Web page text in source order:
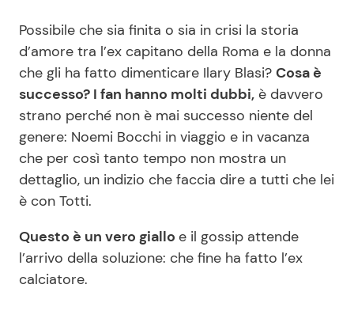
Possibile che sia finita o sia in crisi la storia
d’amore tra l’ex capitano della Roma e la donna
che gli ha fatto dimenticare Ilary Blasi? Cosa è
successo? I fan hanno molti dubbi, è davvero
strano perché non è mai successo niente del
genere: Noemi Bocchi in viaggio e in vacanza
che per così tanto tempo non mostra un
dettaglio, un indizio che faccia dire a tutti che lei
è con Totti.
Questo è un vero giallo e il gossip attende
l’arrivo della soluzione: che fine ha fatto l’ex
calciatore.